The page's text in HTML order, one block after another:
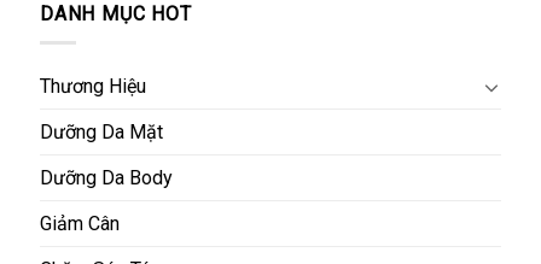
DANH MỤC HOT
Thương Hiệu
Dưỡng Da Mặt
Dưỡng Da Body
Giảm Cân